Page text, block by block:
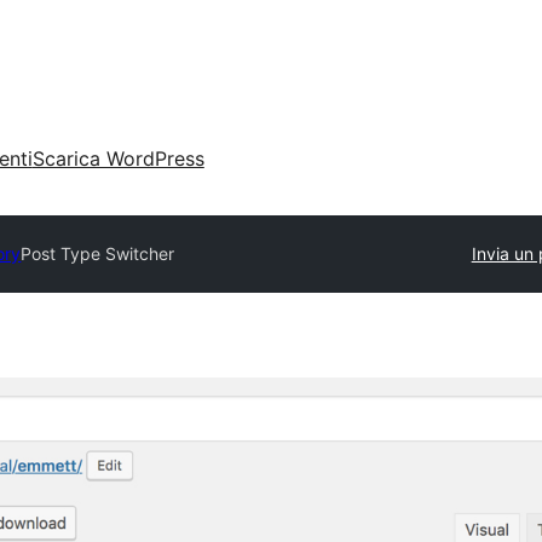
Scarica WordPress
Post Type Switcher Invia un